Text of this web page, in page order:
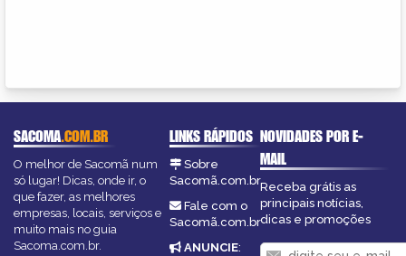
SACOMA.COM.BR
O melhor de Sacomã num
só lugar! Dicas, onde ir, o
que fazer, as melhores
empresas, locais, serviços e
muito mais no guia
Sacoma.com.br.
LINKS RÁPIDOS
Sobre
Sacomã.com.br
Fale com o
Sacomã.com.br
ANUNCIE:
NOVIDADES POR E-
MAIL
Receba grátis as
principais notícias,
dicas e promoções